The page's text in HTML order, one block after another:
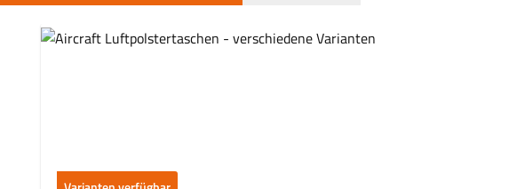
Produktgalerie überspringen